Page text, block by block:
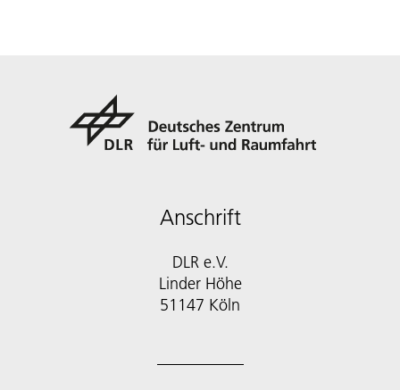
Anschrift
DLR e.V.
Linder Höhe
51147 Köln